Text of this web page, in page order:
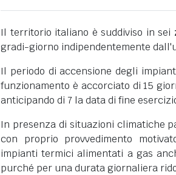
Il territorio italiano è suddiviso in sei
gradi-giorno indipendentemente
Il periodo di accensione degli
funzionamento è accorciato di 15
anticipando di 7 la data di fine
In presenza di situazioni climatiche
con proprio provvedimento
impianti termici alimentati a gas
purché per una durata giornaliera